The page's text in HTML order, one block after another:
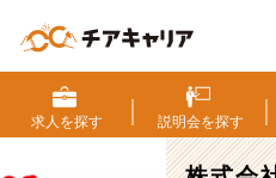
式
会
社
ア
求人を探す 説明会を探す